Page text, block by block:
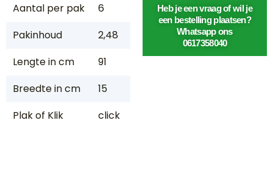
Aantal per pak
6
Pakinhoud
2,48
Lengte in cm
91
Breedte in cm
15
Plak of Klik
click
Heb je een vraag of wil je
een bestelling plaatsen?
Whatsapp ons
0617358040